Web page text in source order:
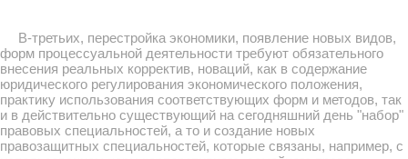
В-третьих, перестройка экономики, появление новых видов,
форм процессуальной деятельности требуют обязательного
внесения реальных корректив, новаций, как в содержание
юридического регулирования экономического положения,
практику использования соответствующих форм и методов, так
и в действительно существующий на сегодняшний день "набор"
правовых специальностей, а то и создание новых
правозащитных специальностей, которые связаны, например, с